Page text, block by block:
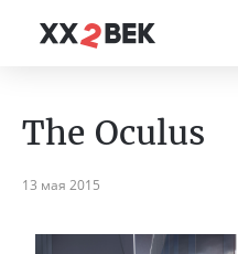
The Oculus
13 мая 2015